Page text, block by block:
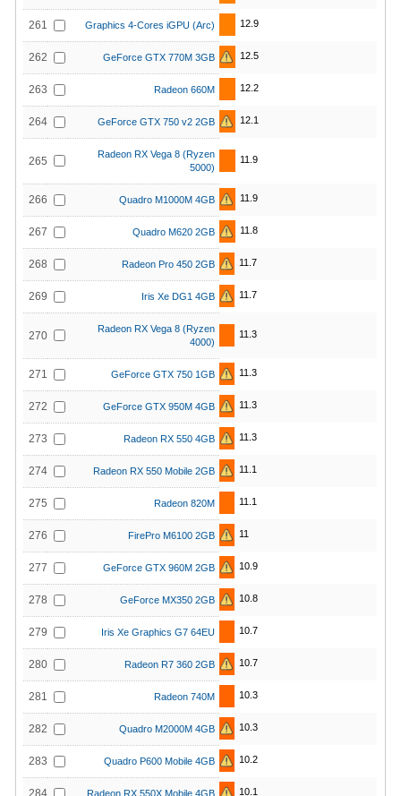
261 Graphics 4-Cores iGPU (Arc) 12.9
262 GeForce GTX 770M 3GB 12.5
263 Radeon 660M 12.2
264 GeForce GTX 750 v2 2GB 12.1
265
Radeon RX Vega 8 (Ryzen
5000)
11.9
266 Quadro M1000M 4GB 11.9
267 Quadro M620 2GB 11.8
268 Radeon Pro 450 2GB 11.7
269 Iris Xe DG1 4GB 11.7
270
Radeon RX Vega 8 (Ryzen
4000)
11.3
271 GeForce GTX 750 1GB 11.3
272 GeForce GTX 950M 4GB 11.3
273 Radeon RX 550 4GB 11.3
274 Radeon RX 550 Mobile 2GB 11.1
275 Radeon 820M 11.1
276 FirePro M6100 2GB 11
277 GeForce GTX 960M 2GB 10.9
278 GeForce MX350 2GB 10.8
279 Iris Xe Graphics G7 64EU 10.7
280 Radeon R7 360 2GB 10.7
281 Radeon 740M 10.3
282 Quadro M2000M 4GB 10.3
283 Quadro P600 Mobile 4GB 10.2
284 Radeon RX 550X Mobile 4GB 10.1